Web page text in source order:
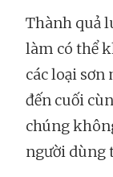
Thành quả
làm có thể
các loại
đến cuối
chúng
người dùng